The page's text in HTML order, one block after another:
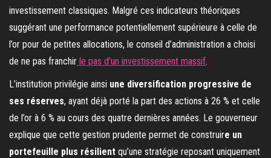
investissement classiques. Malgré ces indicateurs théoriques
suggérant une performance potentiellement supérieure à celle de
l’or pour de petites allocations, le conseil d’administration a choisi
de ne pas franchir le pas d’un investissement massif.
L’institution privilégie ainsi une diversification progressive de
ses réserves, ayant déjà porté la part des actions à 26 % et celle
de l’or à 6 % au cours des quatre dernières années. Le gouverneur
explique que cette gestion prudente permet de construire un
portefeuille plus résilient qu’une stratégie reposant uniquement